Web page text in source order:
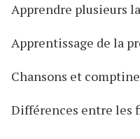
Apprendre plusieurs
Apprentissage de la
Chansons et
Différences entre les